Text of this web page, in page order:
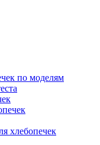
по моделям
хлебопечек